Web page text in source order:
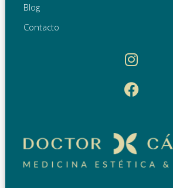
Blog
Contacto